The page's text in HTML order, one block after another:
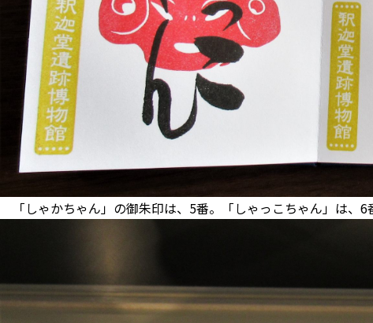
「しゃかちゃん」の御朱印は、5番。「しゃっこちゃん」は、6